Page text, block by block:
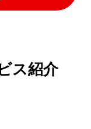
ス紹介